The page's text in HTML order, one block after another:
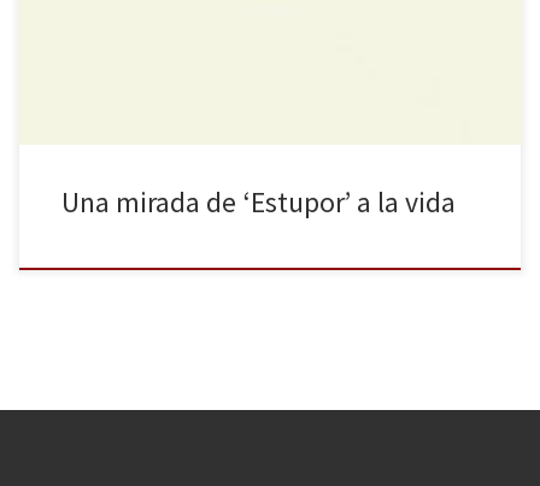
Una mirada de ‘Estupor’ a la vida